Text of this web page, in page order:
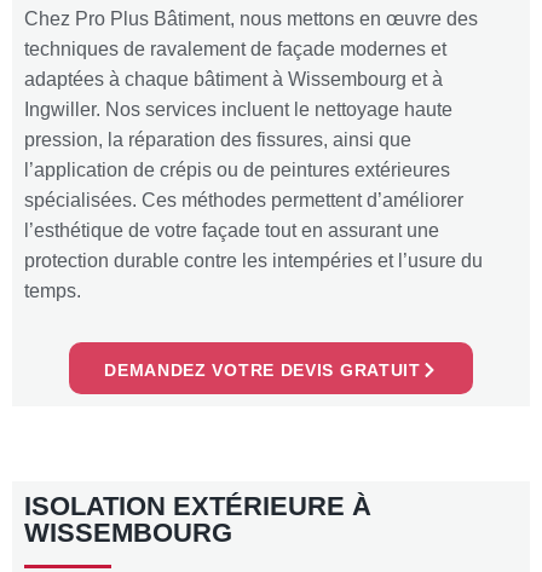
Chez Pro Plus Bâtiment, nous mettons en œuvre des
techniques de ravalement de façade modernes et
adaptées à chaque bâtiment à Wissembourg et à
Ingwiller. Nos services incluent le nettoyage haute
pression, la réparation des fissures, ainsi que
l’application de crépis ou de peintures extérieures
spécialisées. Ces méthodes permettent d’améliorer
l’esthétique de votre façade tout en assurant une
protection durable contre les intempéries et l’usure du
temps.
DEMANDEZ VOTRE DEVIS GRATUIT
ISOLATION EXTÉRIEURE À
WISSEMBOURG